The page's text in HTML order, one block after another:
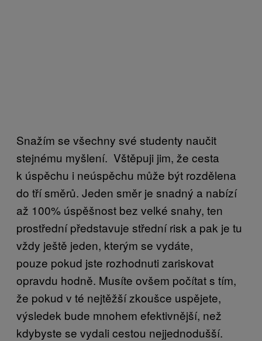
Snažím se všechny své studenty naučit
stejnému myšlení. Vštěpuji jim, že cesta
k úspěchu i neúspěchu může být rozdělena
do tří směrů. Jeden směr je snadný a nabízí
až 100% úspěšnost bez velké snahy, ten
prostřední představuje střední risk a pak je tu
vždy ještě jeden, kterým se vydáte,
pouze pokud jste rozhodnuti zariskovat
opravdu hodně. Musíte ovšem počítat s tím,
že pokud v té nejtěžší zkoušce uspějete,
výsledek bude mnohem efektivnější, než
kdybyste se vydali cestou nejjednodušší.